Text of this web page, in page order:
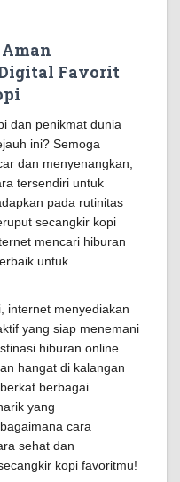
Favorit
dan penikmat dunia
ini? Semoga
dan menyenangkan,
tersendiri untuk
pada rutinitas
secangkir kopi
mencari hiburan
untuk
internet menyediakan
yang siap menemani
hiburan online
hangat di kalangan
berkat berbagai
yang
cara
sehat dan
kopi favoritmu!